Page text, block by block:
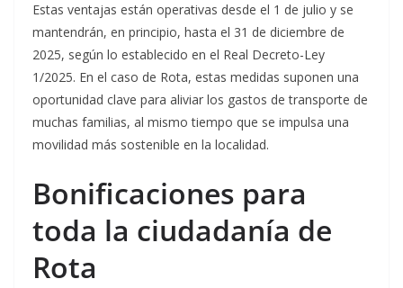
Estas ventajas están operativas desde el 1 de julio y se
mantendrán, en principio, hasta el 31 de diciembre de
2025, según lo establecido en el Real Decreto-Ley
1/2025. En el caso de Rota, estas medidas suponen una
oportunidad clave para aliviar los gastos de transporte de
muchas familias, al mismo tiempo que se impulsa una
movilidad más sostenible en la localidad.
Bonificaciones para
toda la ciudadanía de
Rota